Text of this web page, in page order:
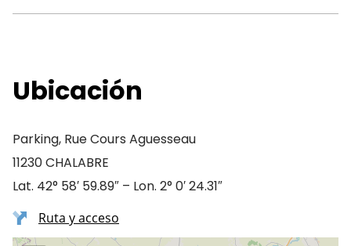
Ubicación
Parking, Rue Cours Aguesseau
11230 CHALABRE
Lat. 42° 58′ 59.89″ – Lon. 2° 0′ 24.31″
Ruta y acceso